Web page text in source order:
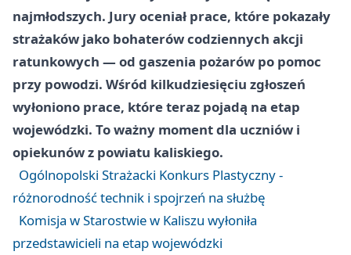
najmłodszych. Jury oceniał prace, które pokazały
strażaków jako bohaterów codziennych akcji
ratunkowych — od gaszenia pożarów po pomoc
przy powodzi. Wśród kilkudziesięciu zgłoszeń
wyłoniono prace, które teraz pojadą na etap
wojewódzki. To ważny moment dla uczniów i
opiekunów z powiatu kaliskiego.
Ogólnopolski Strażacki Konkurs Plastyczny -
różnorodność technik i spojrzeń na służbę
Komisja w Starostwie w Kaliszu wyłoniła
przedstawicieli na etap wojewódzki